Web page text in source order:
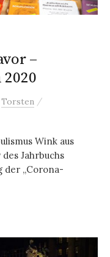
–
Torsten /
Wink aus
Jahrbuchs
der „Corona-